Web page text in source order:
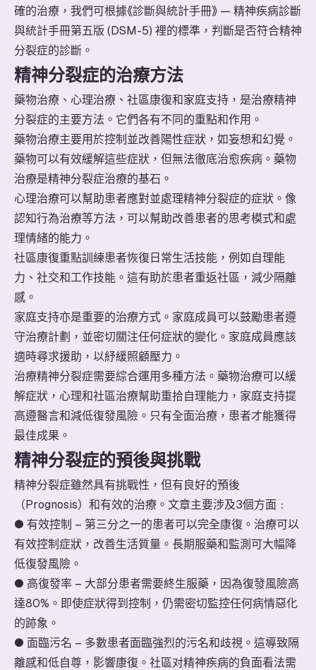
確的治療，我們可根據《診斷與統計手冊》 — 精神疾病診斷
與統計手冊第五版 (DSM-5) 裡的標準，判斷是否符合精神
分裂症的診斷。
精神分裂症的治療方法
藥物治療、心理治療、社區康復和家庭支持，是治療精神
分裂症的主要方法。它們各有不同的重點和作用。
藥物治療主要用於控制並改善陽性症狀，如妄想和幻覺。
藥物可以有效緩解這些症狀，但無法徹底治愈疾病。藥物
治療是精神分裂症治療的基石。
心理治療可以幫助患者應對並處理精神分裂症的症狀。像
認知行為治療等方法，可以幫助改善患者的思考模式和處
理情緒的能力。
社區康復重點訓練患者恢復日常生活技能，例如自理能
力、社交和工作技能。這有助於患者重返社區，減少隔離
感。
家庭支持亦是重要的治療方式。家庭成員可以鼓勵患者遵
守治療計劃，並密切關注任何症狀的變化。家庭成員應該
適時尋求援助，以紓緩照顧壓力。
治療精神分裂症需要綜合運用多種方法。藥物治療可以緩
解症狀，心理和社區治療幫助重拾自理能力，家庭支持提
高遵醫言和減低復發風險。只有全面治療，患者才能獲得
最佳成果。
精神分裂症的預後與挑戰
精神分裂症雖然具有挑戰性，但有良好的預後
（Prognosis）和有效的治療。文章主要涉及3個方面﹕
● 有效控制 – 第三分之一的患者可以完全康復。治療可以
有效控制症狀，改善生活質量。長期服藥和監測可大幅降
低復發風險。
● 高復發率 – 大部分患者需要終生服藥，因為復發風險高
達80%。即使症狀得到控制，仍需密切監控任何病情惡化
的跡象。
● 面臨污名 – 多數患者面臨強烈的污名和歧視。這導致隔
離感和低自尊，影響康復。社區对精神疾病的負面看法需